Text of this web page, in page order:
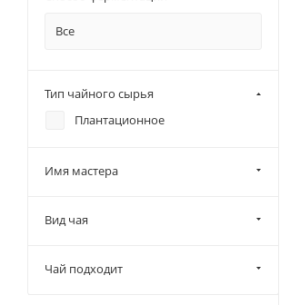
Все
Тип чайного сырья
Плантационное
Имя мастера
Вид чая
Чай подходит